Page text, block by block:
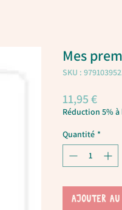
Mes
SKU :
11,95 €Prix
Réduction 5%
Quantité *
AJOUTER